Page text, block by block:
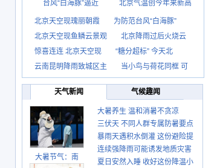
台风“白海豚”逼近 北京气温创今年来新高
北京天空现瑰丽朝霞
为防范台风“白海豚”
北京天空现鱼鳞云景观
北京降雨过后火烧云
惊
惊喜连连 北京天空现
“糖分超标” 今天北
云南昆明降雨致城区主
当小鸟与荷花同框 可
天气新闻 气候趣闻
大暑节气：南
大暑养生 温和消暑不贪凉
三伏天 不同人群专属防暑要点
请收好
暴雨天遇积水倒灌 这份避险提
示请收好
连续强降雨可能诱发地质灾害
这些前兆要知道
夏日安然入睡 收好这份降温小